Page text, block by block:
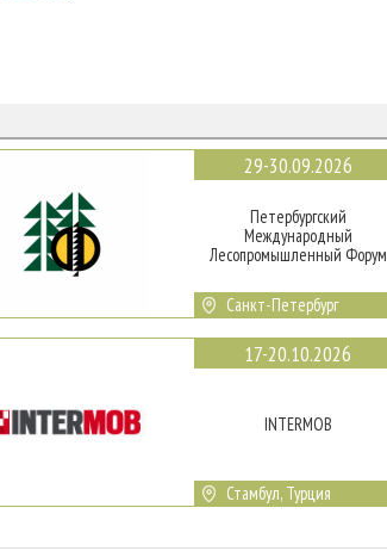
29-30.09.2026
Петербургский
Международный
Лесопромышленный Форум
Санкт-Петербург
17-20.10.2026
INTERMOB
Стамбул, Турция